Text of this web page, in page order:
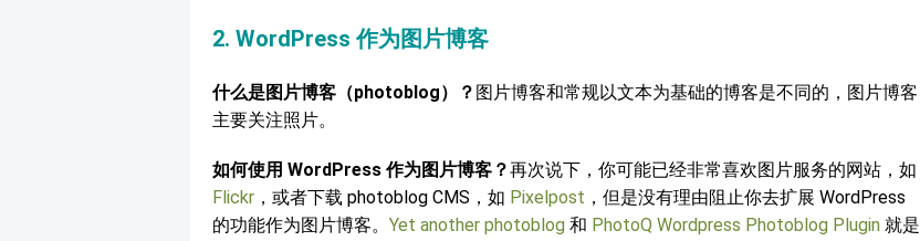
2. WordPress 作为图片博客
什么是图片博客（photoblog）？ 图片博客和常规以文本为基础的博客是不同的，图片博客
主要关注照片。
如何使用 WordPress 作为图片博客？再次说下，你可能已经非常喜欢图片服务的网站，如
Flickr ，或者下载 photoblog CMS，如 Pixelpost ，但是没有理由阻止你去扩展 WordPress
的功能作为图片博客。 Yet another photoblog 和 PhotoQ Wordpress Photoblog Plugin 就是